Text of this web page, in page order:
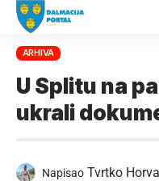
ARHIVA
U Splitu na
ukrali
Napisao Tvrtko